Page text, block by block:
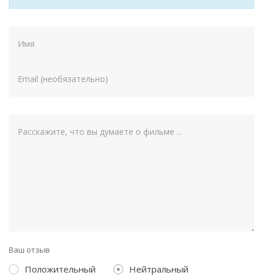
Ваш отзыв
Положительный
Нейтральный